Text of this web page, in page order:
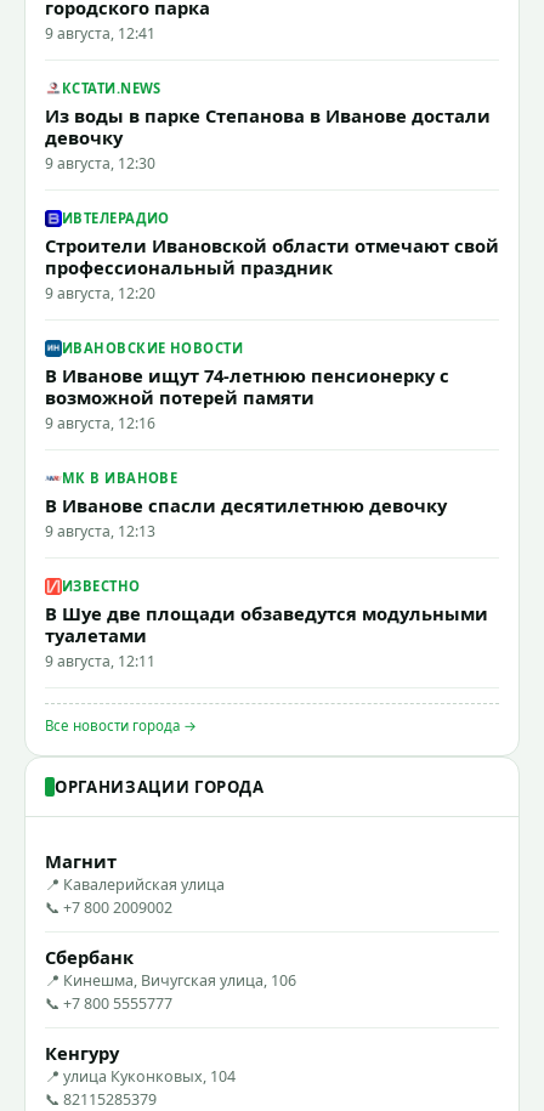
городского парка
9 августа, 12:41
КСТАТИ.NEWS
Из воды в парке Степанова в Иванове достали
девочку
9 августа, 12:30
ИВТЕЛЕРАДИО
Строители Ивановской области отмечают свой
профессиональный праздник
9 августа, 12:20
ИВАНОВСКИЕ НОВОСТИ
В Иванове ищут 74-летнюю пенсионерку с
возможной потерей памяти
9 августа, 12:16
МК В ИВАНОВЕ
В Иванове спасли десятилетнюю девочку
9 августа, 12:13
ИЗВЕСТНО
В Шуе две площади обзаведутся модульными
туалетами
9 августа, 12:11
Все новости города →
ОРГАНИЗАЦИИ ГОРОДА
Магнит
📍 Кавалерийская улица
📞 +7 800 2009002
Сбербанк
📍 Кинешма, Вичугская улица, 106
📞 +7 800 5555777
Кенгуру
📍 улица Куконковых, 104
📞 82115285379